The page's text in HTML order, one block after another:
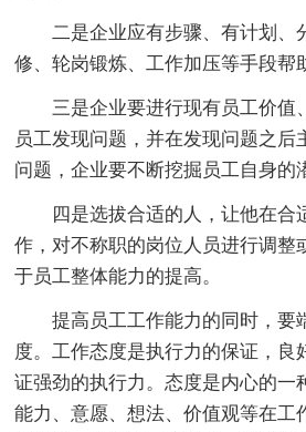
二是企业应有步骤、有计划、
修、轮岗锻炼、工作加压等手段帮
三是企业要进行现有员工价值
员工发现问题，并在发现问题之后
问题，企业要不断挖掘员工自身的
四是选拔合适的人，让他在合
作，对不称职的岗位人员进行调整
于员工整体能力的提高。
提高员工工作能力的同时，要
度。工作态度是执行力的保证，良
证强劲的执行力。态度是内心的一
能力、意愿、想法、价值观等在工